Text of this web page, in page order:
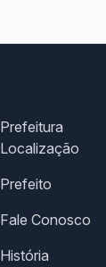
Prefeitura
Localização
Prefeito
Fale Conosco
História